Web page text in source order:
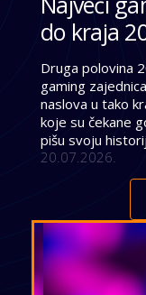
do kraja
Druga polovina
gaming
naslova u tako
koje su čekane
pišu svoju
kulminira jednim
vremena. The
Septembar
osnovali tvorci
RPG smješten
Coen po danu
oblikuje svaki
u potencijal
20.07.2026.